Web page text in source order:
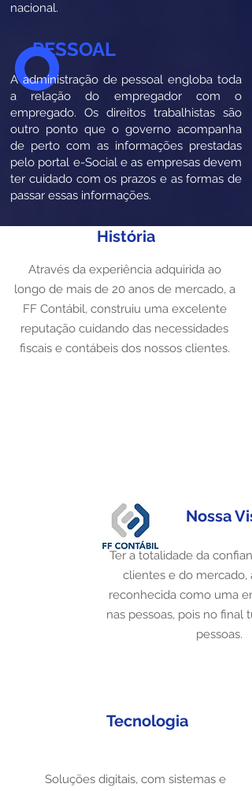
nacional.
PESSOAL
A administração de pessoal engloba toda
a relação do empregador com o
empregado. Os direitos trabalhistas são
outro ponto que o governo acompanha
de perto com as informações prestadas
pelo portal e-Social e as empresas devem
ter cuidado com os prazos e as formas de
passar essas informações.
História
Através da experiência adquirida ao
longo de mais de 20 anos de mercado, a
FF Contábil, construiu uma excelente
reputação cuidando das necessidades
fiscais e contábeis dos nossos clientes.
Nossa
Ter a totalidade da
clientes e do mercado,
reconhecida como uma
nas pessoas, pois no final
pessoas.
Tecnologia
Soluções digitais, com sistemas e